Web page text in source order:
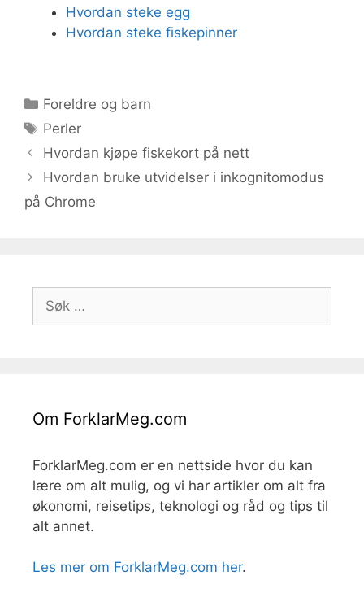
Hvordan steke egg
Hvordan steke fiskepinner
Kategorier
Foreldre og barn
Stikkord
Perler
Hvordan kjøpe fiskekort på nett
Hvordan bruke utvidelser i inkognitomodus
på Chrome
etter:
Om ForklarMeg.com
ForklarMeg.com er en nettside hvor du kan
lære om alt mulig, og vi har artikler om alt fra
økonomi, reisetips, teknologi og råd og tips til
alt annet.
Les mer om ForklarMeg.com her.